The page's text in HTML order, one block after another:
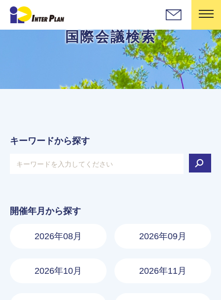
国際会議検索
キーワードから探す
開催年月から探す
2026年08月 2026年09月
2026年10月 2026年11月